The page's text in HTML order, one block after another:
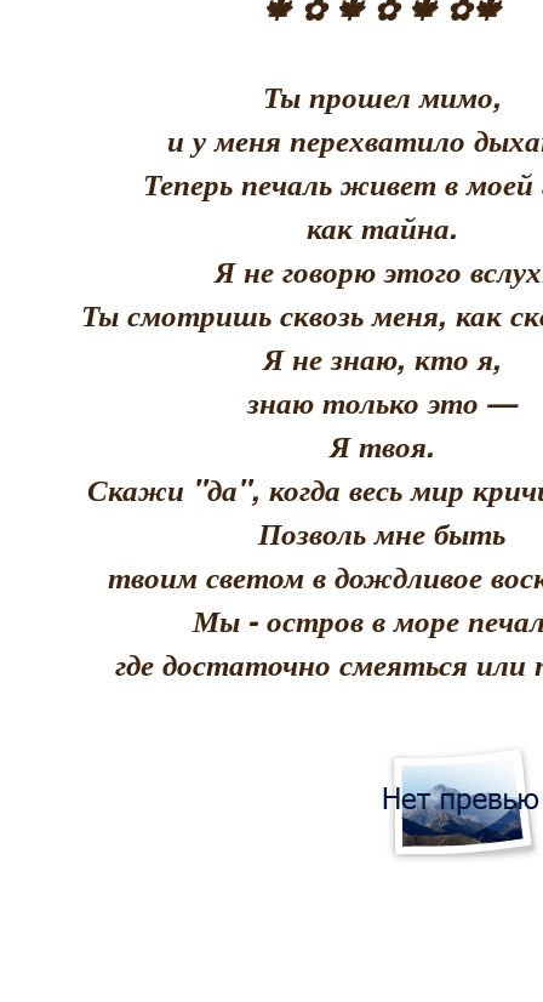
Ты прошел мимо,
и у меня перехватило
Теперь печаль живет в моей
как тайна.
Я не говорю этого
Ты смотришь сквозь меня, как
Я не знаю, кто я,
знаю только это —
Я твоя.
Скажи "да", когда весь мир
Позволь мне быть
твоим светом в дождливое
Мы - остров в море
где достаточно смеяться или